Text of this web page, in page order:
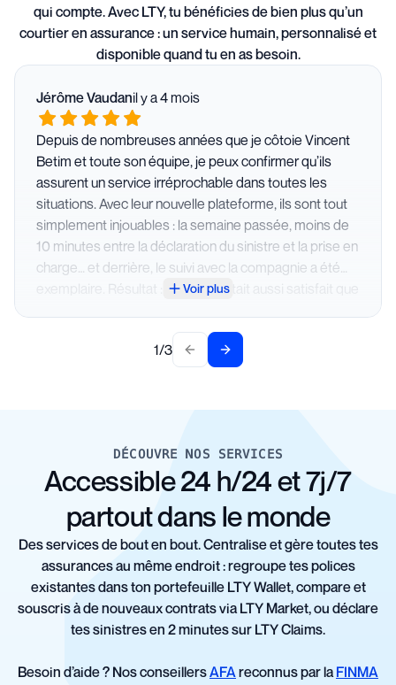
qui compte. Avec LTY, tu bénéficies de bien plus qu’un
courtier en assurance : un service humain, personnalisé et
disponible quand tu en as besoin.
Jérôme Vaudanil y a 4 mois
Depuis de nombreuses années que je côtoie Vincent
Betim et toute son équipe, je peux confirmer qu’ils
assurent un service irréprochable dans toutes les
situations. Avec leur nouvelle plateforme, ils sont tout
simplement injouables : la semaine passée, moins de
10 minutes entre la déclaration du sinistre et la prise en
charge… et derrière, le suivi avec la compagnie a été
exemplaire. Résultat : le garage était aussi satisfait que
quand j’ai besoin d’eux, ils sont toujours présents,
réactifs et efficaces. Un vrai partenaire de confiance.
Voir plus
1/3 Previous slide
Next slide
DÉCOUVRE NOS SERVICES
Accessible 24 h/24 et 7j/7
partout dans le monde
Des services de bout en bout. Centralise et gère toutes tes
assurances au même endroit : regroupe tes polices
existantes dans ton portefeuille LTY Wallet, compare et
souscris à de nouveaux contrats via LTY Market, ou déclare
tes sinistres en 2 minutes sur LTY Claims.
Besoin d’aide ? Nos conseillersAFA reconnus par la FINMA